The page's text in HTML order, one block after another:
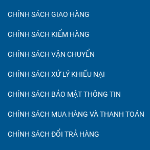
CHÍNH SÁCH GIAO HÀNG
CHÍNH SÁCH KIỂM HÀNG
CHÍNH SÁCH VẬN CHUYỂN
CHÍNH SÁCH XỬ LÝ KHIẾU NẠI
CHÍNH SÁCH BẢO MẬT THÔNG TIN
CHÍNH SÁCH MUA HÀNG VÀ THANH TOÁN
CHÍNH SÁCH ĐỔI TRẢ HÀNG